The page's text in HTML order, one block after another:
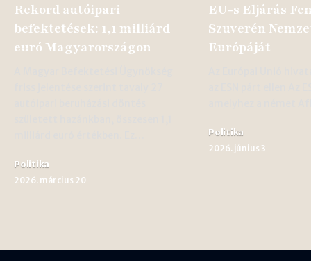
Rekord autóipari
befektetések: 1,1 milliárd
euró Magyarországon
Politika
2026. március 20
EU-s Eljárás
Szuverén
Európáját
Politika
2026. június 3